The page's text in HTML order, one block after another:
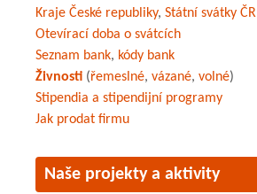
Kraje České republiky, Státní svátky ČR
Otevírací doba o svátcích
Seznam bank, kódy bank
Živnosti (řemeslné, vázané, volné)
Stipendia a stipendijní programy
Jak prodat firmu
Naše projekty a aktivity